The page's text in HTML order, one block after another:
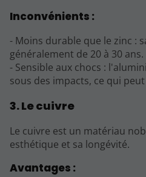
Inconvénients :
- Moins durable que le zinc :
généralement de 20 à 30 ans.
- Sensible aux chocs :
sous des impacts, ce qui
3. Le cuivre
Le cuivre est un matériau
esthétique et sa longévité.
Avantages :